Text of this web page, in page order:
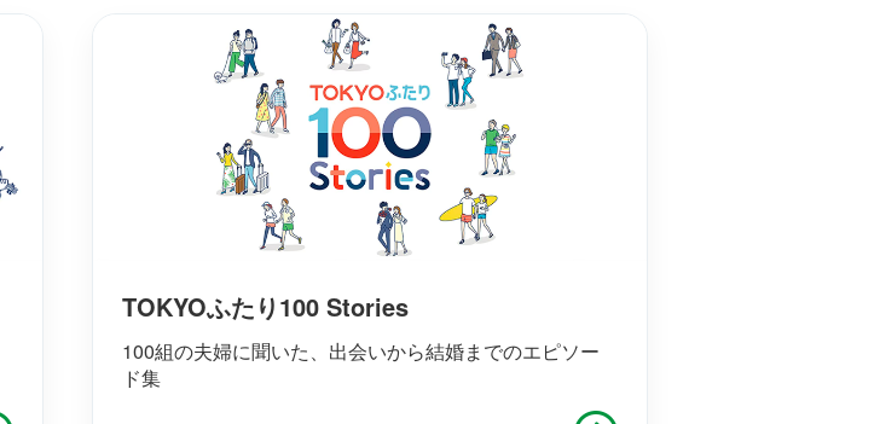
TOKYOふたり100 Stories
100組の夫婦に聞いた、出会いから結婚までのエピソー
ド集